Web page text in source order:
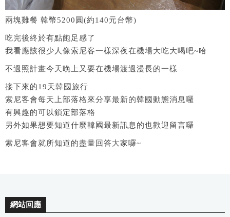
兩塊雞餐 韓幣5200圓(約140元台幣)
吃完後終於有點飽足感了
我看應該很少人像索尼客一樣深夜在機場大吃大喝吧~哈
不過照計畫今天晚上又要在機場渡過漫長的一樣
接下來的19天韓國旅行
索尼客會每天上部落格來分享最新的韓國動態消息囉
有興趣的可以鎖定部落格
另外如果想要知道什麼韓國最新訊息的也歡迎留言囉
索尼客會就所知道的盡量回答大家囉~
網站回應